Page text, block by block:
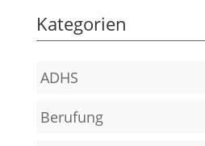
Kategorien
ADHS
Berufung